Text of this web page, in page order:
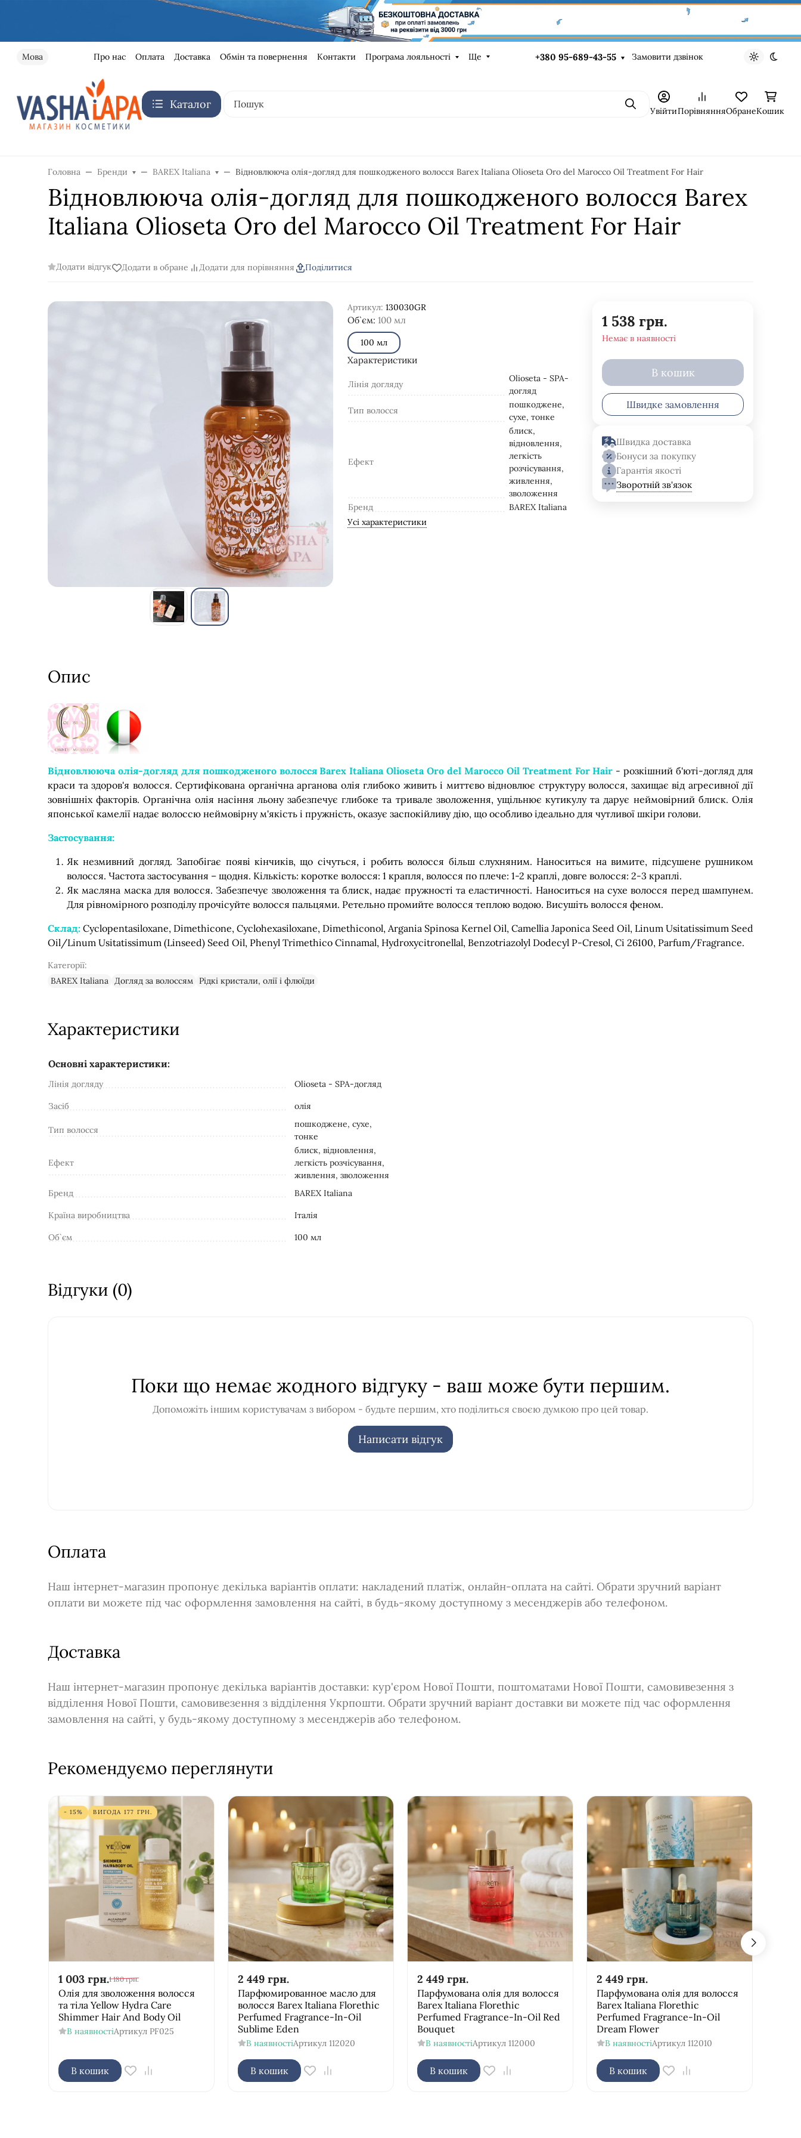
Мова Про нас Оплата Доставка Обмін та повернення Контакти Програма лояльності Ще +380 95-689-43-55 Замовити дзвінок Light theme
Dark
Каталог ПошукУвійтиПорівнянняОбранеКошик
Головна Бренди BAREX Italiana Відновлююча олія-догляд для пошкодженого волосся Barex Italiana Olioseta Oro del Marocco Oil Treatment For Hair
Відновлююча олія-догляд для пошкодженого волосся Barex
Italiana Olioseta Oro del Marocco Oil Treatment For Hair
Додати відгук Додати в обране Додати для порівняння Поділитися
Артикул: 130030GR
Об`єм:100 мл
100 мл
Характеристики
Лінія догляду
Olioseta - SPA-
догляд
Тип волосся
пошкоджене,
сухе, тонке
Ефект
блиск,
відновлення,
легкість
розчісування,
живлення,
зволоження
Бренд
BAREX Italiana
Усі характеристики
1 538 грн.
Немає в наявності
В кошик
Швидке замовлення
Швидка доставка
Бонуси за покупку
Гарантія якості
Зворотній зв'язок
Опис
Відновлююча олія-догляд для пошкодженого волосся Barex Italiana Olioseta Oro del Marocco Oil Treatment For Hair - розкішний б'юті-догляд для
краси та здоров'я волосся. Сертифікована органічна арганова олія глибоко живить і миттєво відновлює структуру волосся, захищає від агресивної дії
зовнішніх факторів. Органічна олія насіння льону забезпечує глибоке та тривале зволоження, ущільнює кутикулу та дарує неймовірний блиск. Олія
японської камелії надає волоссю неймовірну м'якість і пружність, оказує заспокійливу дію, що особливо ідеально для чутливої шкіри голови.
Застосування:
Як незмивний догляд. Запобігає появі кінчиків, що січуться, і робить волосся більш слухняним. Наноситься на вимите, підсушене рушником
волосся. Частота застосування – щодня. Кількість: коротке волосся: 1 крапля, волосся по плече: 1-2 краплі, довге волосся: 2-3 краплі.
Як масляна маска для волосся. Забезпечує зволоження та блиск, надає пружності та еластичності. Наноситься на сухе волосся перед шампунем.
Для рівномірного розподілу прочісуйте волосся пальцями. Ретельно промийте волосся теплою водою. Висушіть волосся феном.
Склад: Cyclopentasiloxane, Dimethicone, Cyclohexasiloxane, Dimethiconol, Argania Spinosa Kernel Oil, Camellia Japonica Seed Oil, Linum Usitatissimum Seed
Oil/Linum Usitatissimum (Linseed) Seed Oil, Phenyl Trimethico Cinnamal, Hydroxycitronellal, Benzotriazolyl Dodecyl P-Cresol, Ci 26100, Parfum/Fragrance.
Категорії:
BAREX Italiana Догляд за волоссям Рідкі кристали, олії і флюїди
Характеристики
Основні характеристики:
Лінія догляду Olioseta - SPA-догляд
Засіб олія
Тип волосся
пошкоджене, сухе,
тонке
Ефект
блиск, відновлення,
легкість розчісування,
живлення, зволоження
Бренд
BAREX Italiana
Країна виробництва Італія
Об`єм 100 мл
Відгуки (0)
Поки що немає жодного відгуку - ваш може бути першим.
Допоможіть іншим користувачам з вибором - будьте першим, хто поділиться своєю думкою про цей товар.
Написати відгук
Оплата
Наш інтернет-магазин пропонує декілька варіантів оплати: накладений платіж, онлайн-оплата на сайті. Обрати зручний варіант
оплати ви можете під час оформлення замовлення на сайті, в будь-якому доступному з месенджерів або телефоном.
Доставка
Наш інтернет-магазин пропонує декілька варіантів доставки: кур'єром Нової Пошти, поштоматами Нової Пошти, самовивезення з
відділення Нової Пошти, самовивезення з відділення Укрпошти. Обрати зручний варіант доставки ви можете під час оформлення
замовлення на сайті, у будь-якому доступному з месенджерів або телефоном.
Рекомендуємо переглянути
- 15% ВИГОДА 177 ГРН.
1 003 грн.1 180 грн.
Олія для зволоження волосся
та тіла Yellow Hydra Care
Shimmer Hair And Body Oil
В наявностіАртикул PF025
В кошик
2 449 грн.
Парфюмированное масло для
волосся Barex Italiana Florethic
Perfumed Fragrance-In-Oil
Sublime Eden
В наявностіАртикул 112020
В кошик
2 449 грн.
Парфумована олія для волосся
Barex Italiana Florethic
Perfumed Fragrance-In-Oil Red
Bouquet
В наявностіАртикул 112000
В кошик
2 449 грн.
Парфумована олія для волосся
Barex Italiana Florethic
Perfumed Fragrance-In-Oil
Dream Flower
В наявностіАртикул 112010
В кошик